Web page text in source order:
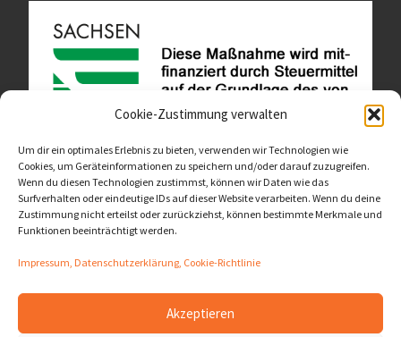
Cookie-Zustimmung verwalten
Um dir ein optimales Erlebnis zu bieten, verwenden wir Technologien wie
Cookies, um Geräteinformationen zu speichern und/oder darauf zuzugreifen.
Wenn du diesen Technologien zustimmst, können wir Daten wie das
Surfverhalten oder eindeutige IDs auf dieser Website verarbeiten. Wenn du deine
Zustimmung nicht erteilst oder zurückziehst, können bestimmte Merkmale und
Funktionen beeinträchtigt werden.
Impressum, Datenschutzerklärung, Cookie-Richtlinie
Akzeptieren
Diese Website ist als Teil des Projektes "Wachsen lassen
- Raum geben" entstanden.>>>
© 2026LernOrtVerbund– Alle Rechte vorbehalten